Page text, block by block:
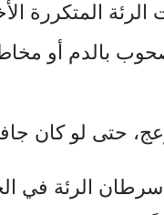
الرئة المتكررة
بالدم أو
حتى لو كان
سرطان الرئة في